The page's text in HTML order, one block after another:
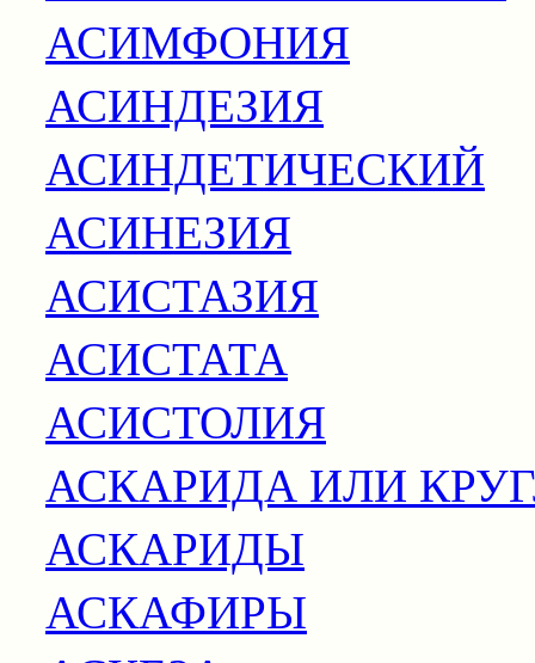
АСИМФОНИЯ
АСИНДЕЗИЯ
АСИНДЕТИЧЕСКИЙ
АСИНЕЗИЯ
АСИСТАЗИЯ
АСИСТАТА
АСИСТОЛИЯ
АСКАРИДА ИЛИ
АСКАРИДЫ
АСКАФИРЫ